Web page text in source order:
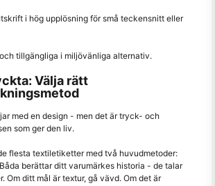
i hög upplösning för små teckensnitt eller
tillgängliga i miljövänliga alternativ.
Välja rätt
med en design - men det är tryck- och
som ger den liv.
flesta textiletiketter med två huvudmetoder:
berättar ditt varumärkes historia - de talar
Om ditt mål är textur, gå vävd. Om det är